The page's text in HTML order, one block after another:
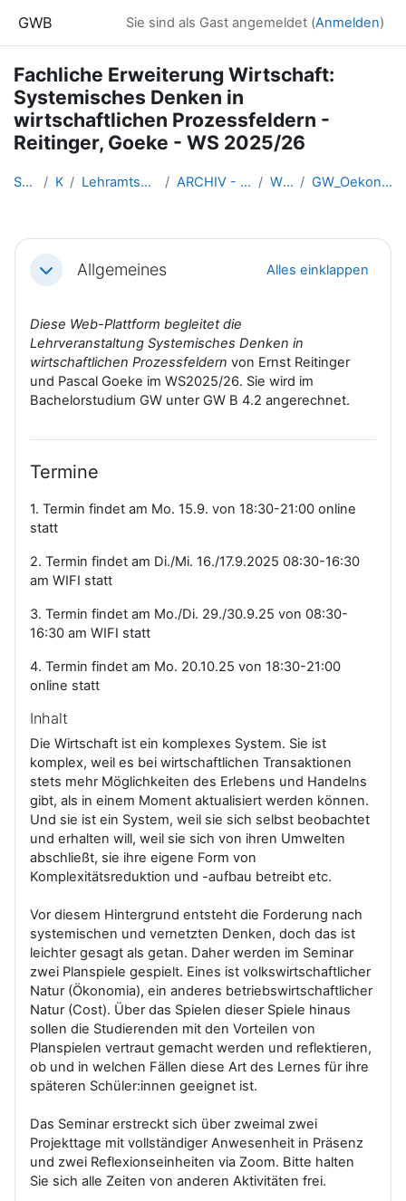
GWB Sie sind als Gast angemeldet (Anmelden)
Fachliche Erweiterung Wirtschaft:
Systemisches Denken in
wirtschaftlichen Prozessfeldern -
Reitinger, Goeke - WS 2025/26
Startseite Kurse Lehramtsausbildung GW im Clust... ARCHIV - Lehrveranstaltungen a... WS 2025/26 GW_Oekonomia_Cost_Reitinger_Go...
Abschnittsübersicht
EinklappenAllgemeines Alles einklappen
Diese Web-Plattform begleitet die
Lehrveranstaltung Systemisches Denken in
wirtschaftlichen Prozessfeldern von Ernst Reitinger
und Pascal Goeke im WS2025/26. Sie wird im
Bachelorstudium GW unter GW B 4.2 angerechnet.
Termine
1. Termin findet am Mo. 15.9. von 18:30-21:00 online
statt
2. Termin findet am Di./Mi. 16./17.9.2025 08:30-16:30
am WIFI statt
3. Termin findet am Mo./Di. 29./30.9.25 von 08:30-
16:30 am WIFI statt
4. Termin findet am Mo. 20.10.25 von 18:30-21:00
online statt
Inhalt
Die Wirtschaft ist ein komplexes System. Sie ist
komplex, weil es bei wirtschaftlichen Transaktionen
stets mehr Möglichkeiten des Erlebens und Handelns
gibt, als in einem Moment aktualisiert werden können.
Und sie ist ein System, weil sie sich selbst beobachtet
und erhalten will, weil sie sich von ihren Umwelten
abschließt, sie ihre eigene Form von
Komplexitätsreduktion und -aufbau betreibt etc.
Vor diesem Hintergrund entsteht die Forderung nach
systemischen und vernetzten Denken, doch das ist
leichter gesagt als getan. Daher werden im Seminar
zwei Planspiele gespielt. Eines ist volkswirtschaftlicher
Natur (Ökonomia), ein anderes betriebswirtschaftlicher
Natur (Cost). Über das Spielen dieser Spiele hinaus
sollen die Studierenden mit den Vorteilen von
Planspielen vertraut gemacht werden und reflektieren,
ob und in welchen Fällen diese Art des Lernes für ihre
späteren Schüler:innen geeignet ist.
Das Seminar erstreckt sich über zweimal zwei
Projekttage mit vollständiger Anwesenheit in Präsenz
und zwei Reflexionseinheiten via Zoom. Bitte halten
Sie sich alle Zeiten von anderen Aktivitäten frei.